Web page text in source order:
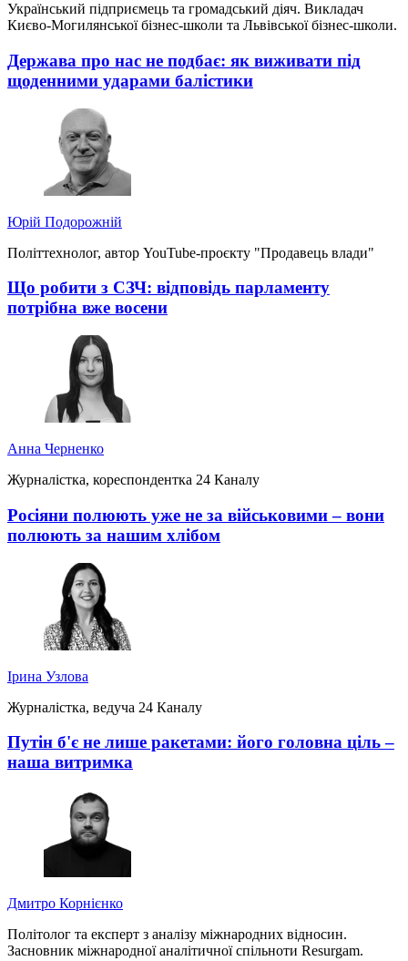
Український підприємець та громадський діяч. Викладач
Києво-Могилянської бізнес-школи та Львівської бізнес-школи.
Держава про нас не подбає: як виживати під
щоденними ударами балістики
Юрій Подорожній
Політтехнолог, автор YouTube-проєкту "Продавець влади"
Що робити з СЗЧ: відповідь парламенту
потрібна вже восени
Анна Черненко
Журналістка, кореспондентка 24 Каналу
Росіяни полюють уже не за військовими – вони
полюють за нашим хлібом
Ірина Узлова
Журналістка, ведуча 24 Каналу
Путін б'є не лише ракетами: його головна ціль –
наша витримка
Дмитро Корнієнко
Політолог та експерт з аналізу міжнародних відносин.
Засновник міжнародної аналітичної спільноти Resurgam.